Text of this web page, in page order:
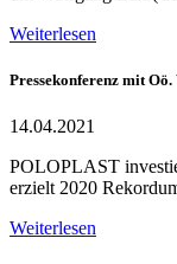
Weiterlesen
Pressekonferenz mit
14.04.2021
POLOPLAST
erzielt 2020
Weiterlesen